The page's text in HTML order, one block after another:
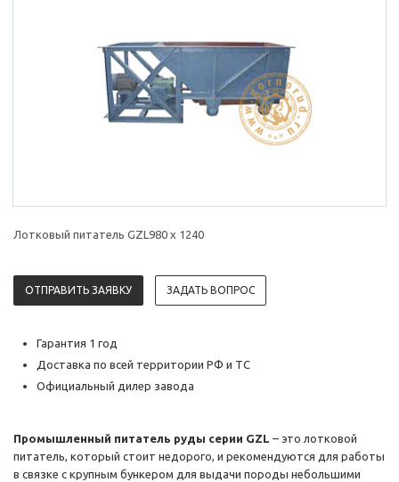
Лотковый питатель GZL980 x 1240
ОТПРАВИТЬ ЗАЯВКУ ЗАДАТЬ ВОПРОС
Гарантия 1 год
Доставка по всей территории РФ и ТС
Официальный дилер завода
Промышленный питатель руды серии GZL – это лотковой
питатель, который стоит недорого, и рекомендуются для работы
в связке с крупным бункером для выдачи породы небольшими